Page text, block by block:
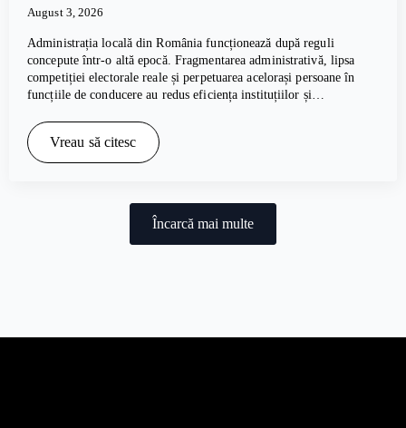
August 3, 2026
Administrația locală din România funcționează după reguli
concepute într-o altă epocă. Fragmentarea administrativă, lipsa
competiției electorale reale și perpetuarea acelorași persoane în
funcțiile de conducere au redus eficiența instituțiilor și…
Vreau să citesc
Încarcă mai multe